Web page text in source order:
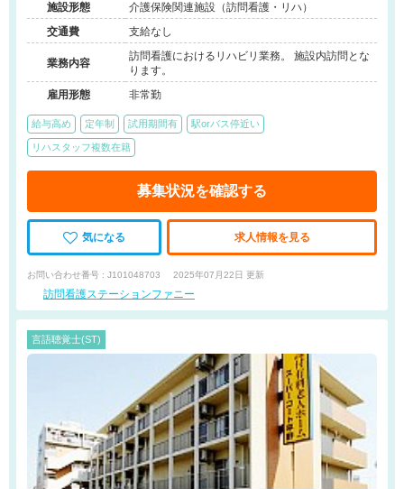
施設形態
介護保険関連施設（訪問看護・リハ）
交通費
支給なし
業務内容
訪問看護におけるリハビリ業務。 施設内訪問とな
ります。
雇用形態
非常勤
給与高め 定年制 試用期間有 駅orバス停近い
リハスタッフ複数在籍
募集状況を確認する
気になる 求人情報を見る
お問い合わせ番号 : J101048703 2025年07月22日 更新
訪問看護ステーションファニー
言語聴覚士(ST)